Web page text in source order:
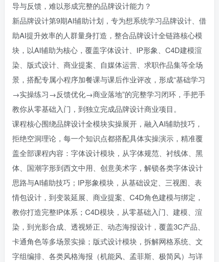
导与反馈，难以形成完整的品牌设计能力？
新品牌设计第9期AI辅助计划，专为想系统学习品牌设计、借
助AI提升效率的人群量身打造，整合品牌设计全链路核心模
块，以AI辅助为核心，覆盖字体设计、IP形象、C4D建模渲
染、版式设计、商业提案、自媒体运营、求职作品集等全场
景，搭配专属小程序加餐课与课后作业评改，形成“基础学习
→实操练习→反馈优化→商业落地”的完整学习闭环，手把手
教你从零基础入门，到独立完成品牌设计商业项目。
课程核心围绕品牌设计全模块实操展开，融入AI辅助技巧，
拒绝空洞理论，每一个知识点都搭配具体实操演示，精准覆
盖全部课程内容：字体设计模块，从字体规范、衬线体、黑
体、国潮字形到西文中用、创意美术字，解锁各类字体设计
思路与AI辅助技巧；IP形象模块，从基础设定、三视图、表
情包设计，到变装延展、商业提案、C4D角色建模与绑定，
教你打造完整IP体系；C4D模块，从零基础入门、建模、渲
染，到光影合成、透视矫正、动态海报设计，覆盖3C产品、
卡通角色等多场景实操；版式设计模块，拆解网格系统、文
字组编排、各类风格海报（机能风、孟菲斯、极简风）与详